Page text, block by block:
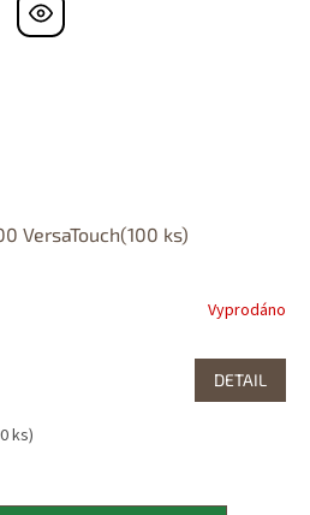
VersaTouch(100 ks)
Vyprodáno
DETAIL
ks)